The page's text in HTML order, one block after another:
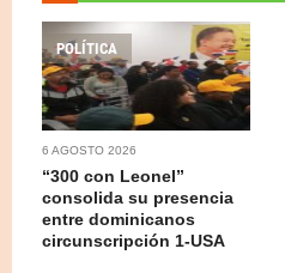
POLÍTICA
6 AGOSTO 2026
“300 con Leonel”
consolida su presencia
entre dominicanos
circunscripción 1-USA